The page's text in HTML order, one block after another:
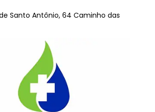
Santo Antônio, 64 Caminho das